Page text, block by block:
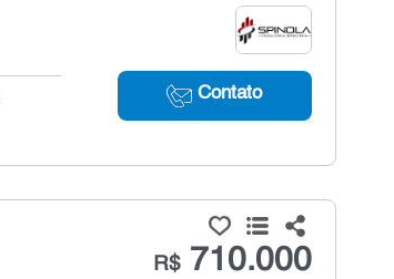
Contato
R$710.000